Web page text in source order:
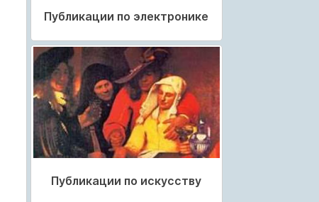
Публикации по электронике
Публикации по искусству